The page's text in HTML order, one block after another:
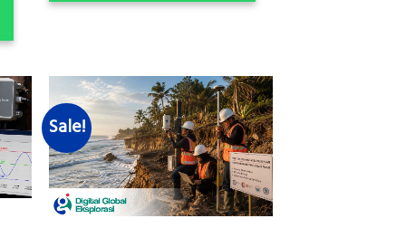
Sale!